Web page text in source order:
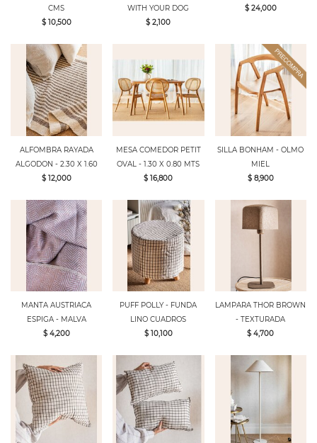
CMS
$ 10,500
WITH YOUR DOG
$ 2,100
$ 24,000
ALFOMBRA RAYADA
ALGODON - 2.30 X 1.60
$ 12,000
MESA COMEDOR PETIT
OVAL - 1.30 X 0.80 MTS
$ 16,800
SILLA BONHAM - OLMO
MIEL
$ 8,900
MANTA AUSTRIACA
ESPIGA - MALVA
$ 4,200
PUFF POLLY - FUNDA
LINO CUADROS
$ 10,100
LAMPARA THOR BROWN
- TEXTURADA
$ 4,700